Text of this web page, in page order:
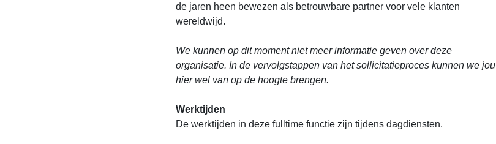
de jaren heen bewezen als betrouwbare partner voor vele klanten
wereldwijd.
We kunnen op dit moment niet meer informatie geven over deze
organisatie. In de vervolgstappen van het sollicitatieproces kunnen we jou
hier wel van op de hoogte brengen.
Werktijden
De werktijden in deze fulltime functie zijn tijdens dagdiensten.